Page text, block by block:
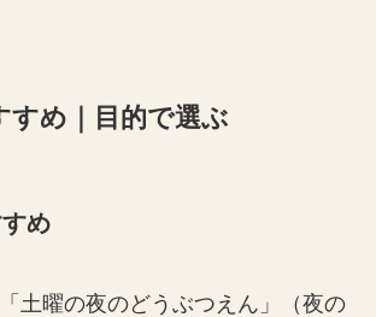
すめ｜目的で選ぶ
め
「土曜の夜のどうぶつえん」（夜の